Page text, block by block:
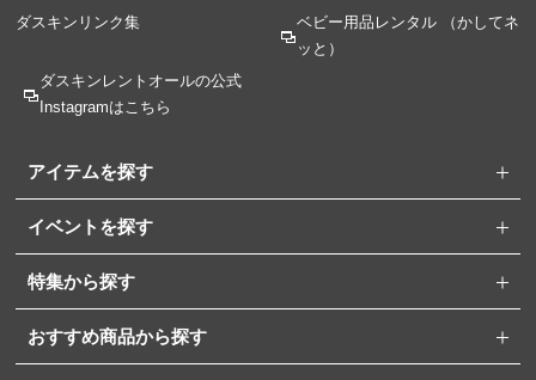
ダスキンリンク集 ベビー用品レンタル（かしてネ
ッと）
ダスキンレントオールの公式
Instagramはこちら
アイテムを探す
イベントを探す
特集から探す
おすすめ商品から探す